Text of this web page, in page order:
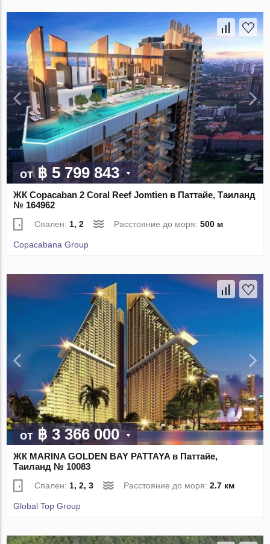
от฿ 5 799 843
ЖК Copacaban 2 Coral Reef Jomtien в Паттайе, Таиланд
№ 164962
Спален: 1, 2 Расстояние до моря:500 м
Copacabana Group
от฿ 3 366 000
ЖК MARINA GOLDEN BAY PATTAYA в Паттайе,
Таиланд № 10083
Спален:1, 2, 3 Расстояние до моря:2.7 км
Global Top Group